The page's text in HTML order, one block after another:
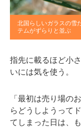
北国らしいガラスの雪
テムがずらりと並ぶ
指先に載るほど小
いには気を使う。
「最初は売り場の
らどうしようって
てしまった日は、